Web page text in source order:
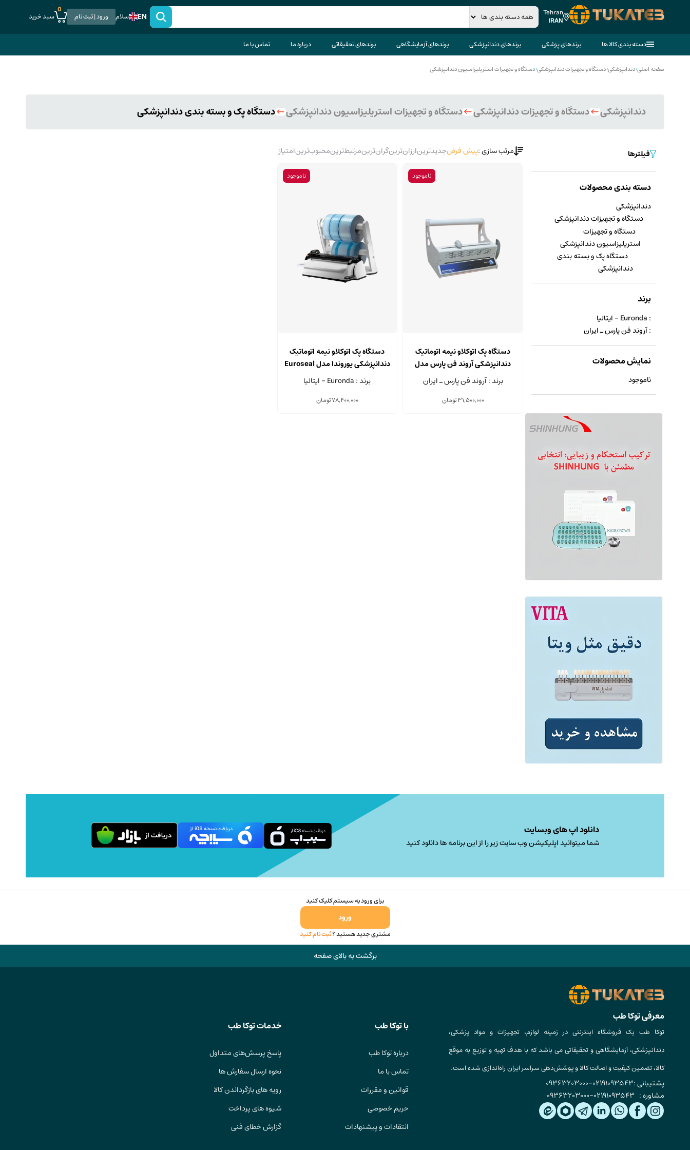
Tehran
IRAN
EN سلام ورود | ثبت نام
0
سبد خرید
دسته بندی کالا ها برندهای پزشکی برندهای دندانپزشکی برندهای آزمایشگاهی برندهای تحقیقاتی درباره ما تماس با ما
صفحه اصلی>دندانپزشکی>دستگاه و تجهیزات دندانپزشکی>دستگاه و تجهیزات استریلیزاسیون دندانپزشکی
دندانپزشکی دستگاه و تجهیزات دندانپزشکی دستگاه و تجهیزات استریلیزاسیون دندانپزشکی دستگاه پک و بسته بندی دندانپزشکی
فیلترها
دسته بندی محصولات
دندانپزشکی
دستگاه و تجهیزات دندانپزشکی
دستگاه و تجهیزات
استریلیزاسیون دندانپزشکی
دستگاه پک و بسته بندی
دندانپزشکی
برند
: Euronda - ایتالیا
: آروند فن پارس ـ ایران
نمایش محصولات
ناموجود
مرتب سازی :پیش فرضجدیدترینارزان‌ترینگران‌ترینمرتبط‌ترینمحبوب‌ترینامتیاز
ناموجود
دستگاه پک اتوکلاو نیمه اتوماتیک
دندانپزشکی آروند فن پارس مدل
ArvandSeal30
برند : آروند فن پارس ـ ایران
31,500,000تومان
ناموجود
دستگاه پک اتوکلاو نیمه اتوماتیک
دندانپزشکی یوروندا مدل Euroseal
برند : Euronda - ایتالیا
78,400,000تومان
دانلود اپ های وبسایت
شما میتوانید اپلیکیشن وب سایت زیر را از این برنامه ها دانلود کنید
برای ورود به سیستم کلیک کنید
ورود
مشتری جدید هستید ؟ثبت نام کنید
برگشت به بالای صفحه
معرفی توکا طب
توکا طب یک فروشگاه اینترنتی در زمینه لوازم، تجهیزات و مواد پزشکی،
دندانپزشکی، آزمایشگاهی و تحقیقاتی می باشد که با هدف تهیه و توزیع به موقع
کالا، تضمین کیفیت و اصالت کالا و پوشش‌دهی سراسر ایران راه‌اندازی شده است.
پشتیبانی :02191093543
-
09363203000
مشاوره : 02191093543
-
09363203000
با توکا طب
درباره توکا طب
تماس با ما
قوانین و مقررات
حریم خصوصی
انتقادات و پیشنهادات
خدمات توکا طب
پاسخ پرسش‌های متداول
نحوه ارسال سفارش ها
رویه های بازگرداندن کالا
شیوه های پرداخت
گزارش خطای فنی